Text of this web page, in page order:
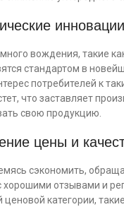
инновации
вождения, такие
стандартом в
потребителей к
что заставляет
свою продукцию.
цены и
сэкономить,
хорошими отзывами и
категории,